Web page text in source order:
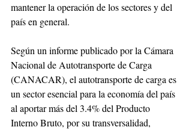
mantener la operación de los sectores y del
país en general.
Según un informe publicado por la Cámara
Nacional de Autotransporte de Carga
(CANACAR), el autotransporte de carga es
un sector esencial para la economía del país
al aportar más del 3.4% del Producto
Interno Bruto, por su transversalidad,